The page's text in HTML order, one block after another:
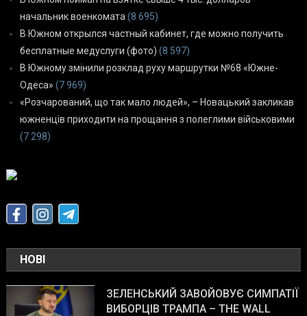
начальник военкомата (8 695)
В Южном открылся частный кабинет, где можно получить
бесплатные медуслуги (фото) (8 597)
В Южному змінили розклад руху маршрутки №68 «Южне-
Одеса» (7 969)
«Розчарований, що так мало людей», – Новацький закликав
южненців приходити на прощання з полеглими військовими
(7 298)
НОВІ
ЗЕЛЕНСЬКИЙ ЗАВОЙОВУЄ СИМПАТІЇ
ВИБОРЦІВ ТРАМПА – THE WALL